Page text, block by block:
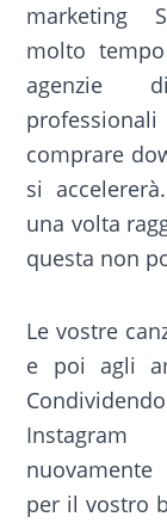
marketing
molto
agenzie
comprare
si
una volta
questa non
Le vostre
e poi agli
per il vostro